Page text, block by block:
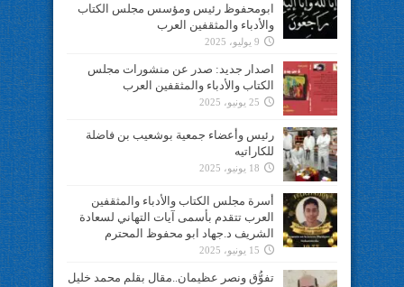
ابومحفوظ رئيس ومؤسس مجلس الكتاب
والأدباء والمثقفين العرب
9 يوليو، 2025
اصدار جديد: صدر عن منشورات مجلس
الكتاب والأدباء والمثقفين العرب
25 يونيو، 2025
رئيس وأعضاء جمعية بوشعيب بن فاضلة
للكاراتيه
18 يونيو، 2025
أسرة مجلس الكتاب والأدباء والمثقفين
العرب تتقدم بأسمى آيات التهاني لسعادة
الشريف د.جهاد ابو محفوظ المحترم
15 يونيو، 2025
تفوُّق ونصر عظيمان..مقال بقلم محمد خليل